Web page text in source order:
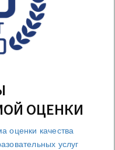
ОЦЕНКИ
оценки качества
услуг